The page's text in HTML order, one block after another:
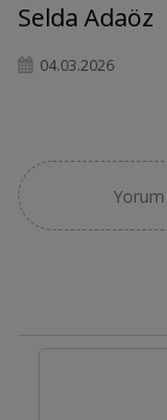
Selda Adaöz
04.03.2026